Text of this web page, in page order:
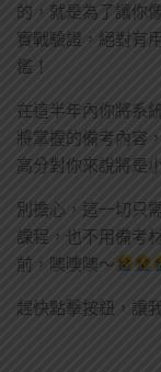
的，就是為了讓你
實戰驗證，絕對有
檻！
在這半年內你將系
將掌握的備考內容
高分對你來說將是
別擔心，這一切只
課程，也不用備考
前，噢噢噢～
趕快點擊按鈕，讓